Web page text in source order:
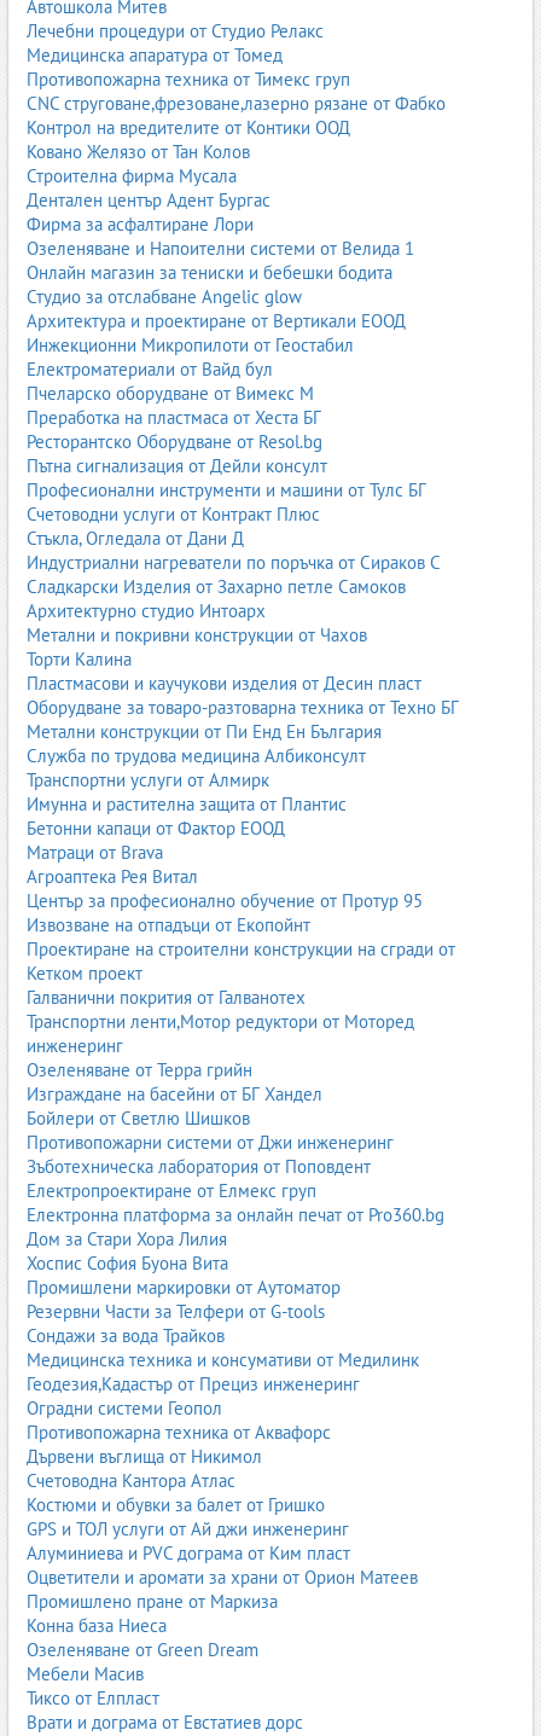
Автошкола Митев
Лечебни процедури от Студио Релакс
Медицинска апаратура от Томед
Противопожарна техника от Тимекс груп
CNC струговане,фрезоване,лазерно рязане от Фабко
Контрол на вредителите от Контики ООД
Ковано Желязо от Тан Колов
Строителна фирма Мусала
Дентален център Адент Бургас
Фирма за асфалтиране Лори
Озеленяване и Напоителни системи от Велида 1
Онлайн магазин за тениски и бебешки бодита
Студио за отслабване Angelic glow
Архитектура и проектиране от Вертикали ЕООД
Инжекционни Микропилоти от Геостабил
Електроматериали от Вайд бул
Пчеларско оборудване от Вимекс М
Преработка на пластмаса от Хеста БГ
Ресторантско Оборудване от Resol.bg
Пътна сигнализация от Дейли консулт
Професионални инструменти и машини от Тулс БГ
Счетоводни услуги от Контракт Плюс
Стъкла, Огледала от Дани Д
Индустриални нагреватели по поръчка от Сираков С
Сладкарски Изделия от Захарно петле Самоков
Архитектурно студио Интоарх
Метални и покривни конструкции от Чахов
Торти Калина
Пластмасови и каучукови изделия от Десин пласт
Оборудване за товаро-разтоварна техника от Техно БГ
Метални конструкции от Пи Енд Ен България
Служба по трудова медицина Албиконсулт
Транспортни услуги от Алмирк
Имунна и растителна защита от Плантис
Бетонни капаци от Фактор ЕООД
Матраци от Brava
Агроаптека Рея Витал
Център за професионално обучение от Протур 95
Извозване на отпадъци от Екопойнт
Проектиране на строителни конструкции на сгради от
Кетком проект
Галванични покрития от Галванотех
Транспортни ленти,Мотор редуктори от Моторед
инженеринг
Озеленяване от Терра грийн
Изграждане на басейни от БГ Хандел
Бойлери от Светлю Шишков
Противопожарни системи от Джи инженеринг
Зъботехническа лаборатория от Поповдент
Електропроектиране от Елмекс груп
Електронна платформа за онлайн печат от Pro360.bg
Дом за Стари Хора Лилия
Хоспис София Буона Вита
Промишлени маркировки от Аутоматор
Резервни Части за Телфери от G-tools
Сондажи за вода Трайков
Медицинска техника и консумативи от Медилинк
Геодезия,Кадастър от Прециз инженеринг
Оградни системи Геопол
Противопожарна техника от Аквафорс
Дървени въглища от Никимол
Счетоводна Кантора Атлас
Костюми и обувки за балет от Гришко
GPS и ТОЛ услуги от Ай джи инженеринг
Алуминиева и PVC дограма от Ким пласт
Оцветители и аромати за храни от Орион Матеев
Промишлено пране от Маркиза
Конна база Ниеса
Озеленяване от Green Dream
Мебели Масив
Тиксо от Елпласт
Врати и дограма от Евстатиев дорс